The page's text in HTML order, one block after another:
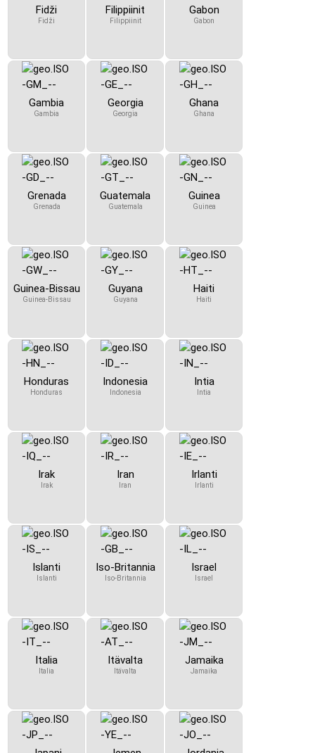
Fidži
Fidži
Filippiinit
Filippiinit
Gabon
Gabon
Gambia
Gambia
Georgia
Georgia
Ghana
Ghana
Grenada
Grenada
Guatemala
Guatemala
Guinea
Guinea
Guinea-Bissau
Guinea-Bissau
Guyana
Guyana
Haiti
Haiti
Honduras
Honduras
Indonesia
Indonesia
Intia
Intia
Irak
Irak
Iran
Iran
Irlanti
Irlanti
Islanti
Islanti
Iso-Britannia
Iso-Britannia
Israel
Israel
Italia
Italia
Itävalta
Itävalta
Jamaika
Jamaika